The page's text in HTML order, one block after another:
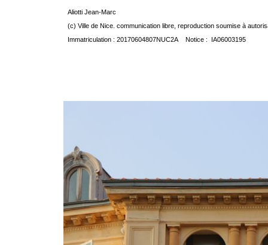
Aliotti Jean-Marc
(c) Ville de Nice. communication libre, reproduction soumise à
Immatriculation : 20170604807NUC2A Notice : IA06003195